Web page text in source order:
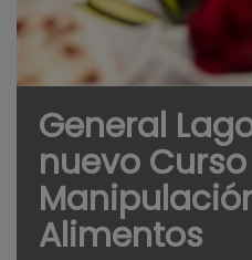
General
nuevo
Alimentos